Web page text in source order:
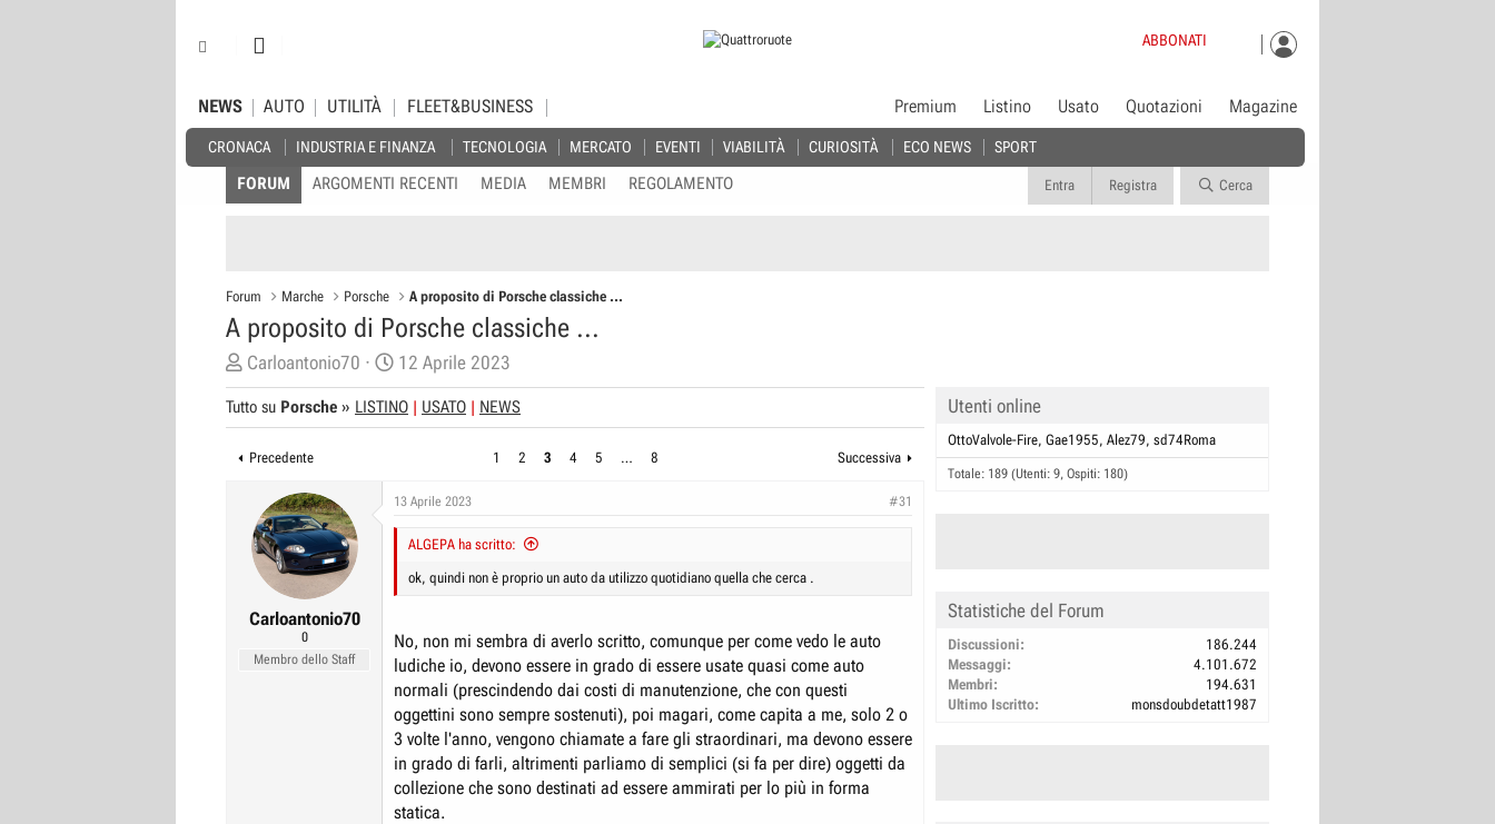
ABBONATI
NEWS
CRONACA INDUSTRIA E FINANZA TECNOLOGIA MERCATO EVENTI VIABILITÀ CURIOSITÀ ECO NEWS SPORT
AUTO UTILITÀ FLEET&BUSINESS Premium Listino Usato Quotazioni Magazine
FORUM ARGOMENTI RECENTI MEDIA MEMBRI REGOLAMENTO Entra Registra Cerca
Forum Marche Porsche A proposito di Porsche classiche ...
A proposito di Porsche classiche ...
C
r
e
t
e
D
s
Carloantonio70
D
a
t
i
12 Aprile 2023
Tutto su Porsche » LISTINO USATO NEWS
Precedente 1 2 3 4 5 … 8 Successiva
Carloantonio70
0
Membro dello Staff
13 Aprile 2023 #31
ALGEPA ha scritto:
ok, quindi non è proprio un auto da utilizzo quotidiano quella che cerca .
No, non mi sembra di averlo scritto, comunque per come vedo le auto
ludiche io, devono essere in grado di essere usate quasi come auto
normali (prescindendo dai costi di manutenzione, che con questi
oggettini sono sempre sostenuti), poi magari, come capita a me, solo 2 o
3 volte l'anno, vengono chiamate a fare gli straordinari, ma devono essere
in grado di farli, altrimenti parliamo di semplici (si fa per dire) oggetti da
collezione che sono destinati ad essere ammirati per lo più in forma
statica.
Utenti online
OttoValvole-Fire Gae1955 Alez79 sd74Roma
Totale: 189 (Utenti: 9, Ospiti: 180)
Statistiche del Forum
Discussioni
186.244
Messaggi
4.101.672
Membri
194.631
Ultimo Iscritto
monsdoubdetatt1987